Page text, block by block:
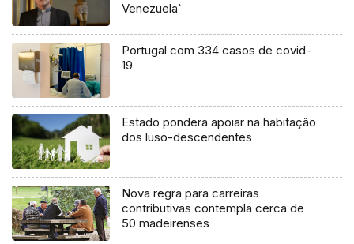
Venezuela`
Portugal com 334 casos de covid-
19
Estado pondera apoiar na habitação
dos luso-descendentes
Nova regra para carreiras
contributivas contempla cerca de
50 madeirenses